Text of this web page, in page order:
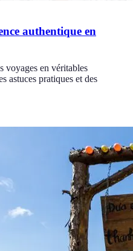
authentique en
voyages en véritables
astuces pratiques et des